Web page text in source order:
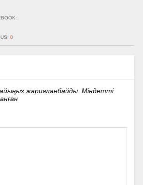
0
жарияланбайды. Міндетті